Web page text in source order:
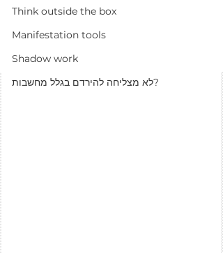
Think outside the box
Manifestation tools
Shadow work
לא מצליחה להירדם בגלל מחשבות?